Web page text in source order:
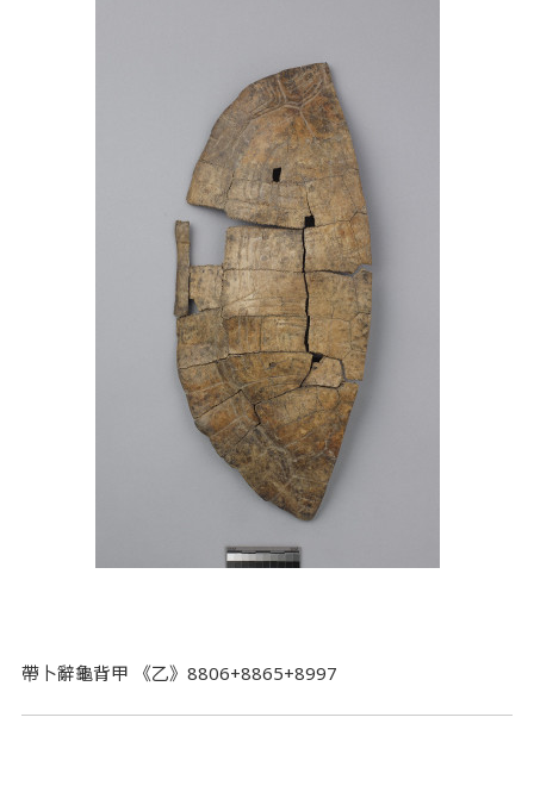
帶卜辭龜背甲 《乙》8806+8865+8997